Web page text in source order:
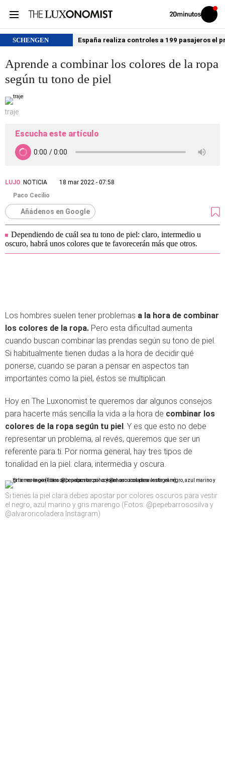
Volver
Iniciar
sesión
SCHENGEN España realiza controles a 199 pasajeros el
Aprende a combinar los colores de la ropa
según tu tono de piel
traje
Escucha este artículo
LUJO NOTICIA
18 mar 2022 - 07:58
Paco Cecilio
Añádenos en Google
Dependiendo de cuál sea tu tono de piel: claro, intermedio u
oscuro, habrá unos colores que te favorecerán más que otros.
Los hombres suelen tener problemas a la hora de combinar
los colores de la ropa. Pero esta dificultad aumenta
cuando buscan combinar las prendas según su tono de piel.
Si habitualmente tienen dudas a la hora de decidir qué
ponerse, cuando se paran a pensar en aspectos tan
importantes como la piel, éstos se multiplican.
Hoy en The Luxonomist te queremos dar algunos consejos
para hacerte más sencilla la vida a la hora de combinar los
colores de la ropa según tu piel. Y es que esto no debe
representar un problema, al revés, queremos que ser un
referente para ti. Por norma general, hay tres tipos de
tonalidad en la piel: clara, intermedia y oscura.
Si tienes la piel clara debes apostar por colores oscuros para vestir:
el negro, azul marino y gris marengo (Fotos: @pepebarrososilva y
@alvaroricoladera Instagram)